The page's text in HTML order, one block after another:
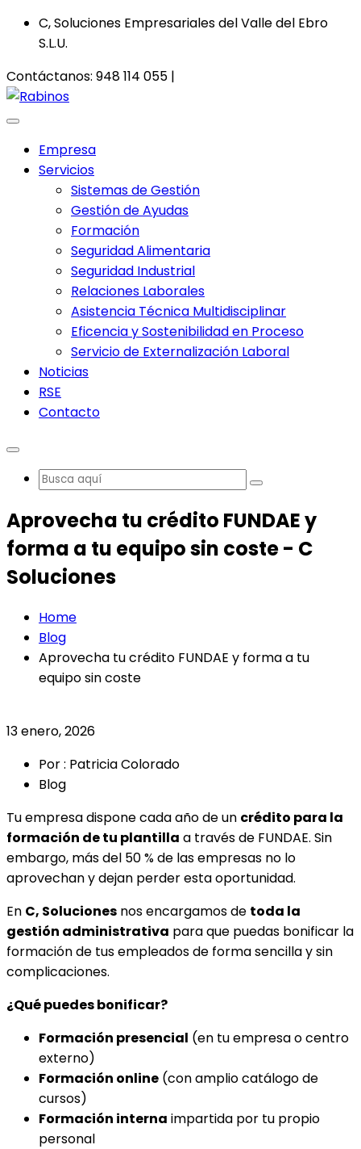
C, Soluciones Empresariales del Valle del Ebro
S.L.U.
Contáctanos: 948 114 055 |
Empresa
Servicios
Sistemas de Gestión
Gestión de Ayudas
Formación
Seguridad Alimentaria
Seguridad Industrial
Relaciones Laborales
Asistencia Técnica Multidisciplinar
Eficencia y Sostenibilidad en Proceso
Servicio de Externalización Laboral
Noticias
RSE
Contacto
Aprovecha tu crédito FUNDAE y
forma a tu equipo sin coste - C
Soluciones
Home
Blog
Aprovecha tu crédito FUNDAE y forma a tu
equipo sin coste
13 enero, 2026
Por : Patricia Colorado
Blog
Tu empresa dispone cada año de un crédito para la
formación de tu plantilla a través de FUNDAE. Sin
embargo, más del 50 % de las empresas no lo
aprovechan y dejan perder esta oportunidad.
En C, Soluciones nos encargamos de toda la
gestión administrativa para que puedas bonificar la
formación de tus empleados de forma sencilla y sin
complicaciones.
¿Qué puedes bonificar?
Formación presencial (en tu empresa o centro
externo)
Formación online (con amplio catálogo de
cursos)
Formación interna impartida por tu propio
personal